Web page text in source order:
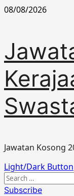
Skip
08/08/2026
Jawatan Kosong
Primary
Menu
Light/Dark Button
Search
for:
Subscribe